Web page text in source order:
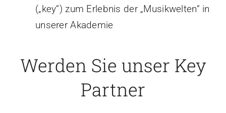
(„key“) zum Erlebnis der „Musikwelten“ in
unserer Akademie
Werden Sie unser Key
Partner